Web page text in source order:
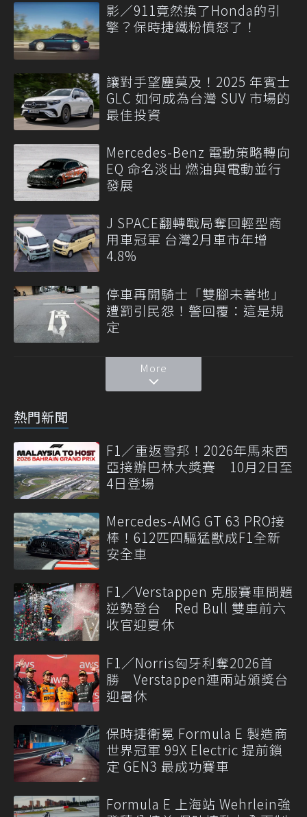
影／911竟然換了Honda的引
擎？保時捷鐵粉憤怒了！
讓對手望塵莫及！2025 年賓士
GLC 如何成為台灣 SUV 市場的
最佳投資
Mercedes-Benz 電動策略轉向
EQ 命名淡出 燃油與電動並行
發展
J SPACE翻轉戰局奪回輕型商
用車冠軍 台灣2月車市年增
4.8%
停車再開騎士「雙腳未著地」
遭罰引民怨！警回覆：這是規
定
More
熱門新聞
F1／重返雪邦！2026年馬來西
亞接辦巴林大獎賽 10月2日至
4日登場
Mercedes-AMG GT 63 PRO接
棒！612匹四驅猛獸成F1全新
安全車
F1／Verstappen 克服賽車問題
逆勢登台 Red Bull 雙車前六
收官迎夏休
F1／Norris匈牙利奪2026首
勝 Verstappen連兩站頒獎台
迎暑休
保時捷衛冕 Formula E 製造商
世界冠軍 99X Electric 提前鎖
定 GEN3 最成功賽車
Formula E 上海站 Wehrlein強